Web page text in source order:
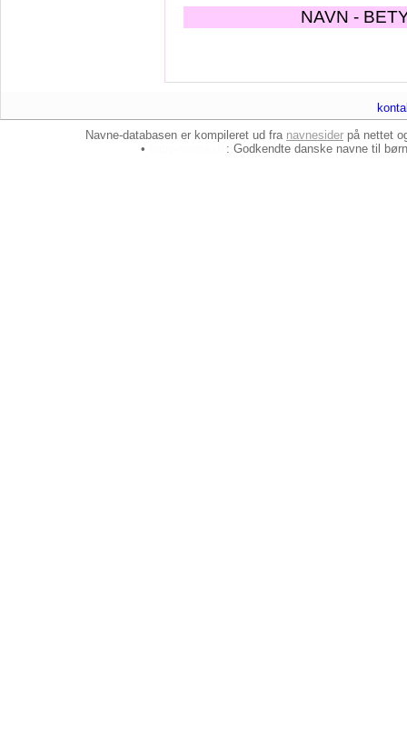
NAVN -
Navne-databasen er kompileret ud fra navnesider på nettet
•
: Godkendte danske navne til børn